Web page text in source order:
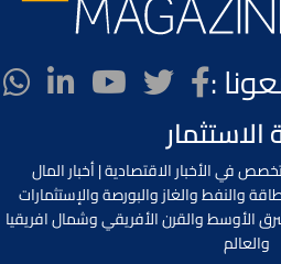
:
في الأخبار الاقتصادية | أخبار المال
والنفط والغاز والبورصة والإستثمارات
الأوسط والقرن الأفريقي وشمال افريقيا
والعالم